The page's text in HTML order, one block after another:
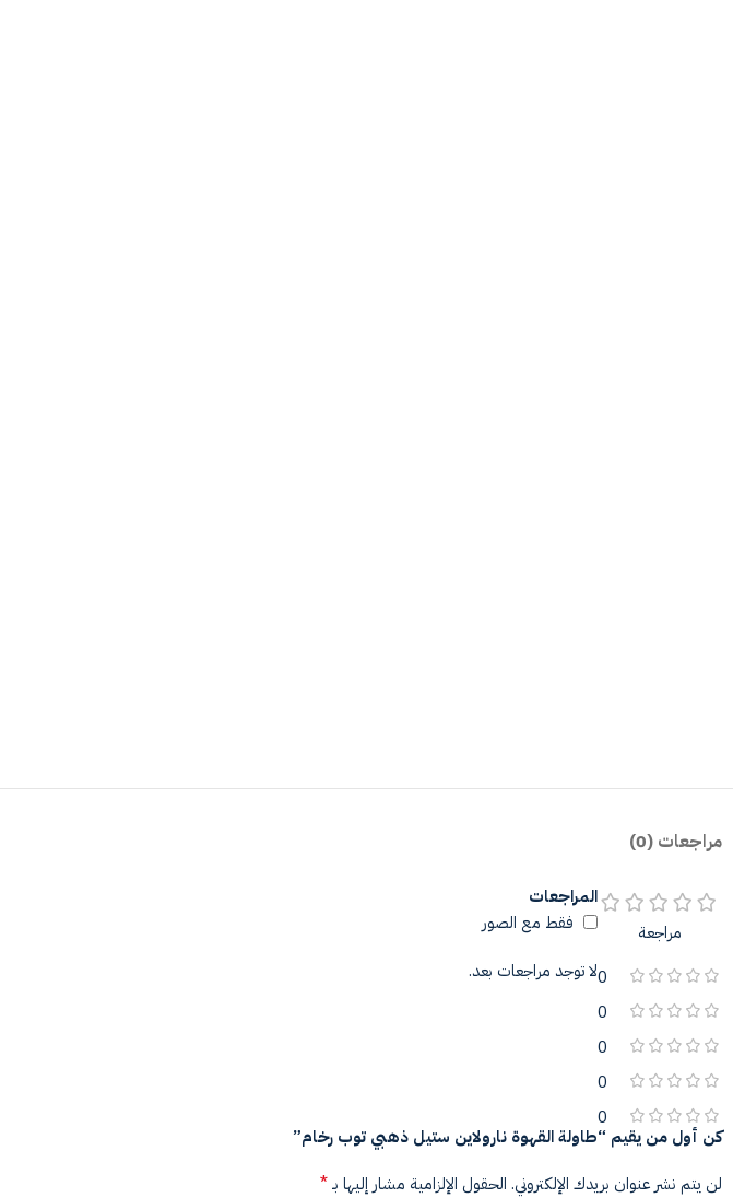
مراجعات (0)
مراجعة
0
0
0
0
0
المراجعات
فقط مع الصور
لا توجد مراجعات بعد.
كن أول من يقيم “طاولة القهوة نارولاين ستيل ذهبي توب رخام”
لن يتم نشر عنوان بريدك الإلكتروني. الحقول الإلزامية مشار إليها بـ*